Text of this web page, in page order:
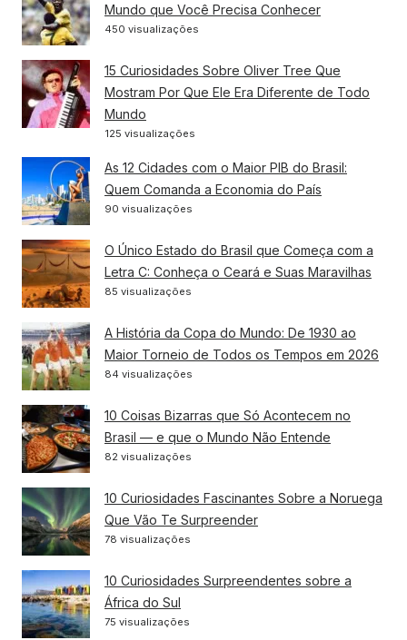
Mundo que Você Precisa Conhecer
450 visualizações
15 Curiosidades Sobre Oliver Tree Que
Mostram Por Que Ele Era Diferente de Todo
Mundo
125 visualizações
As 12 Cidades com o Maior PIB do Brasil:
Quem Comanda a Economia do País
90 visualizações
O Único Estado do Brasil que Começa com a
Letra C: Conheça o Ceará e Suas Maravilhas
85 visualizações
A História da Copa do Mundo: De 1930 ao
Maior Torneio de Todos os Tempos em 2026
84 visualizações
10 Coisas Bizarras que Só Acontecem no
Brasil — e que o Mundo Não Entende
82 visualizações
10 Curiosidades Fascinantes Sobre a Noruega
Que Vão Te Surpreender
78 visualizações
10 Curiosidades Surpreendentes sobre a
África do Sul
75 visualizações